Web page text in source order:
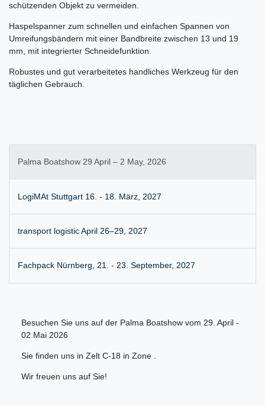
schützenden Objekt zu vermeiden.
Haspelspanner zum schnellen und einfachen Spannen von
Umreifungsbändern mit einer Bandbreite zwischen 13 und 19
mm, mit integrierter Schneidefunktion.
Robustes und gut verarbeitetes handliches Werkzeug für den
täglichen Gebrauch.
Palma Boatshow 29 April – 2 May, 2026
LogiMAt Stuttgart 16. - 18. März, 2027
transport logistic April 26–29, 2027
Fachpack Nürnberg, 21. - 23. September, 2027
Besuchen Sie uns auf der Palma Boatshow vom 29. April -
02.Mai 2026
Sie finden uns in Zelt C-18 in Zone .
Wir freuen uns auf Sie!